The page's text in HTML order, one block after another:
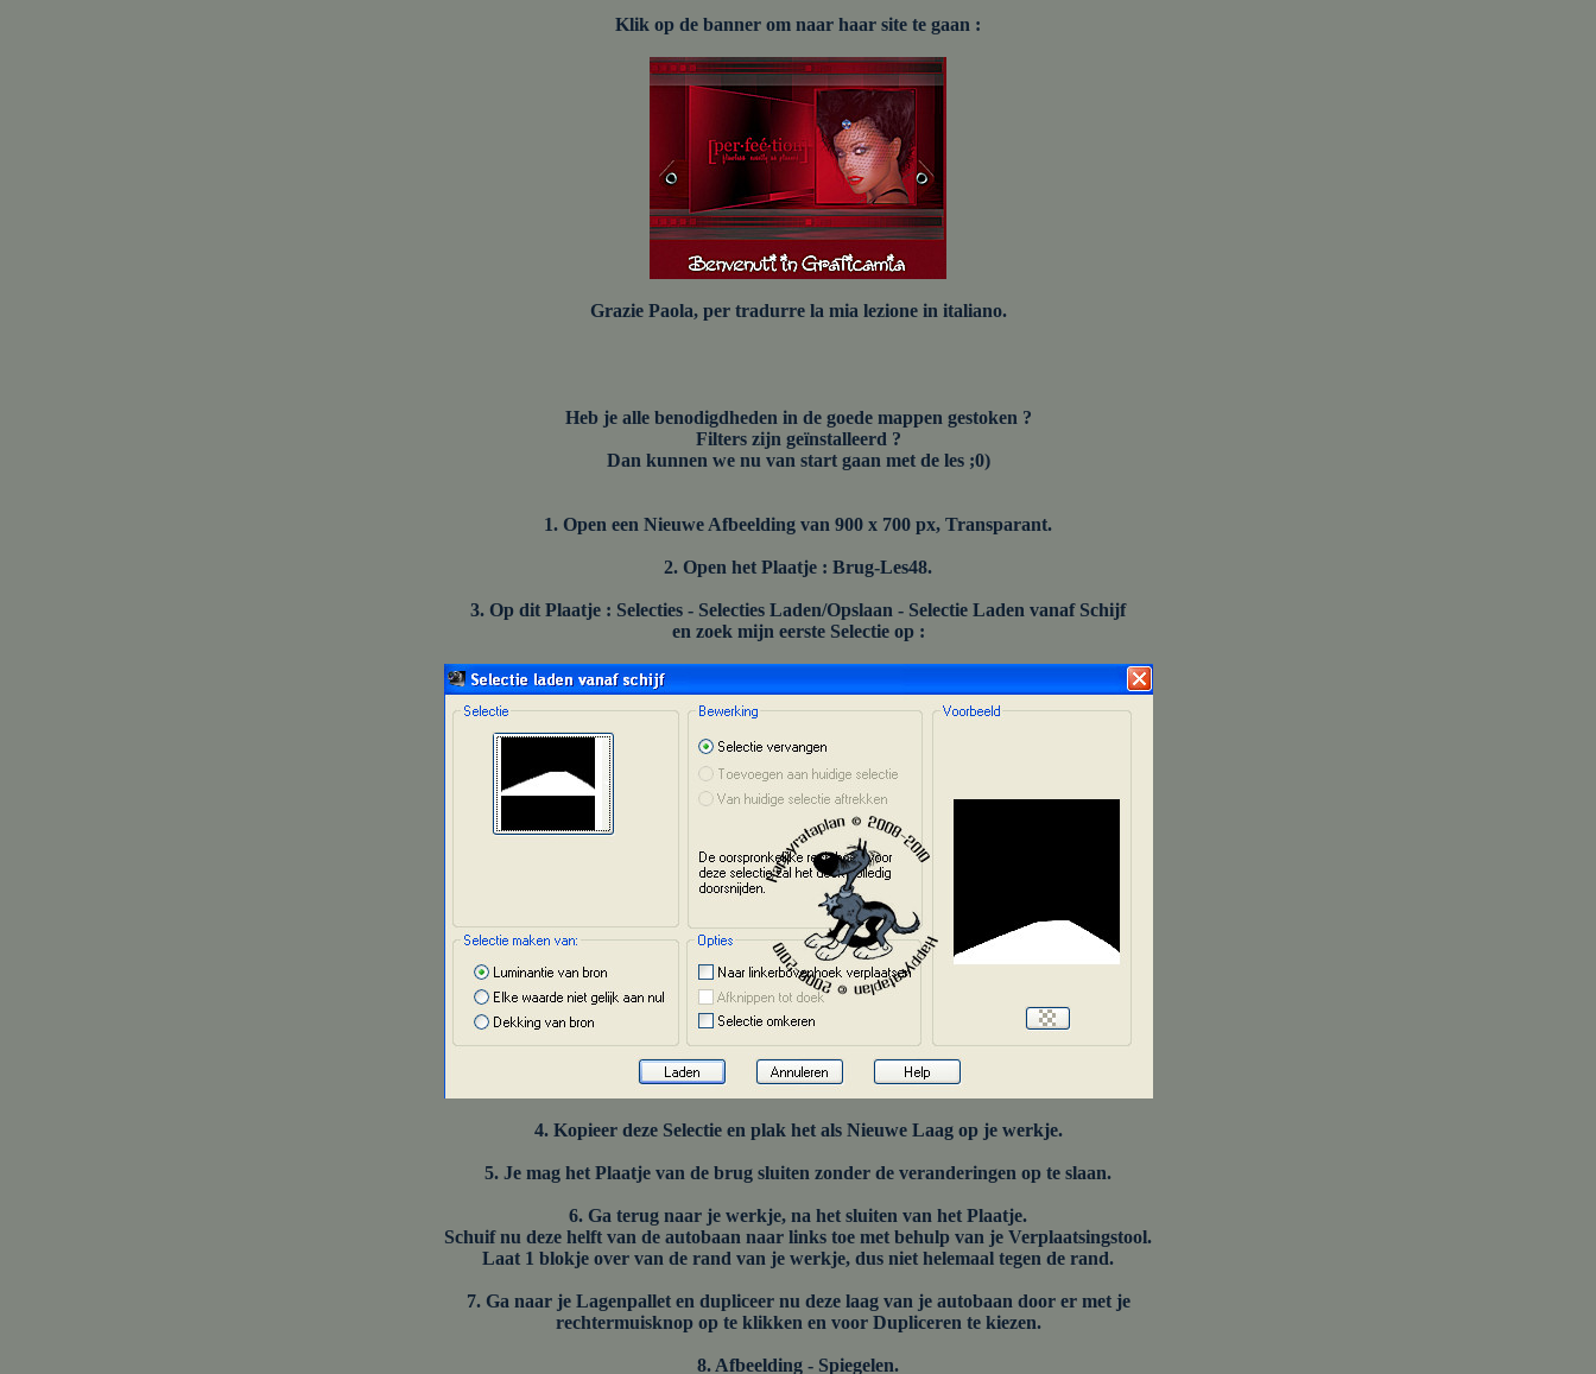
Klik op de banner om naar haar site te gaan :
Grazie Paola, per tradurre la mia lezione in italiano.
Heb je alle benodigdheden in de goede mappen gestoken ?
Filters zijn geïnstalleerd ?
Dan kunnen we nu van start gaan met de les ;0)
1. Open een Nieuwe Afbeelding van 900 x 700 px, Transparant.
2. Open het Plaatje : Brug-Les48.
3. Op dit Plaatje : Selecties - Selecties Laden/Opslaan - Selectie Laden vanaf Schijf
en zoek mijn eerste Selectie op :
4. Kopieer deze Selectie en plak het als Nieuwe Laag op je werkje.
5. Je mag het Plaatje van de brug sluiten zonder de veranderingen op te slaan.
6. Ga terug naar je werkje, na het sluiten van het Plaatje.
Schuif nu deze helft van de autobaan naar links toe met behulp van je Verplaatsingstool.
Laat 1 blokje over van de rand van je werkje, dus niet helemaal tegen de rand.
7. Ga naar je Lagenpallet en dupliceer nu deze laag van je autobaan door er met je
rechtermuisknop op te klikken en voor Dupliceren te kiezen.
8. Afbeelding - Spiegelen.